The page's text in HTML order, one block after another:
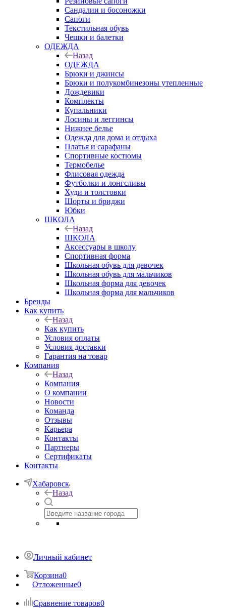
Сандалии и босоножки
Сапоги
Текстильная обувь
Чешки и балетки
ОДЕЖДА
Назад
ОДЕЖДА
Брюки и джинсы
Брюки и полукомбинезоны утепленные
Дождевики
Комплекты
Купальники
Лосины и леггинсы
Нижнее белье
Одежда для дома и отдыха
Платья и сарафаны
Спортивные костюмы
Термобелье
Флисовая одежда
Футболки и лонгсливы
Худи и толстовки
Шорты и бриджи
Юбки
ШКОЛА
Назад
ШКОЛА
Аксессуары в школу
Спортивная форма
Школьная обувь для девочек
Школьная обувь для мальчиков
Школьная форма для девочек
Школьная форма для мальчиков
Бренды
Как купить
Назад
Как купить
Условия оплаты
Условия доставки
Гарантия на товар
Компания
Назад
Компания
О компании
Новости
Команда
Отзывы
Карьера
Контакты
Партнеры
Сертификаты
Контакты
Хабаровск
Назад
Личный кабинет
Корзина0
Отложенные0
Сравнение товаров0